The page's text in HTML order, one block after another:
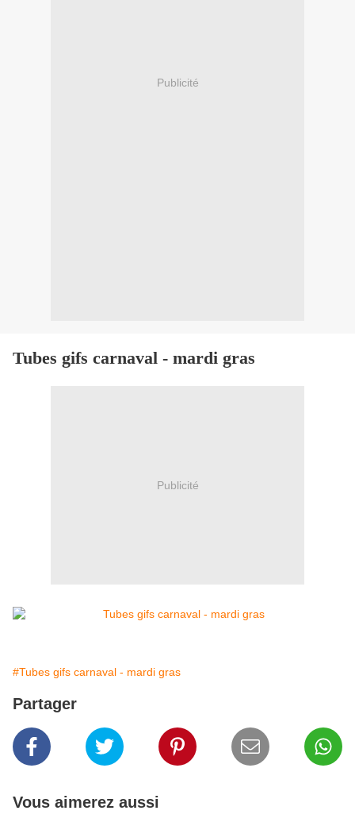
Publicité
Tubes gifs carnaval - mardi gras
Publicité
#Tubes gifs carnaval - mardi gras
Partager
Vous aimerez aussi